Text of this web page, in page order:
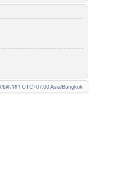
เขตเวลา UTC+07:00 Asia/Bangkok